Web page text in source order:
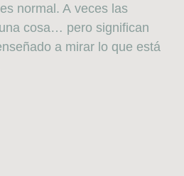
normal. A veces las
cosa… pero significan
a mirar lo que está